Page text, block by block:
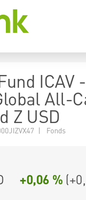
ICAV -
All-
Z USD
| Fonds
+0,06 % (